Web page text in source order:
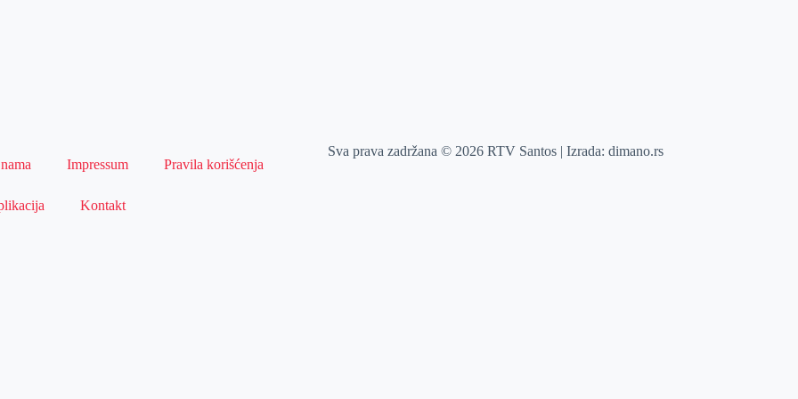
Impressum Pravila korišćenja
Kontakt
Sva prava zadržana © 2026 RTV Santos | Izrada:dimano.rs